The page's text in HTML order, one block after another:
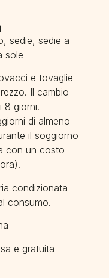
sedie, sedie a
sole
e tovaglie
Il cambio
8 giorni.
di almeno
il soggiorno
con un costo
condizionata
consumo.
e gratuita